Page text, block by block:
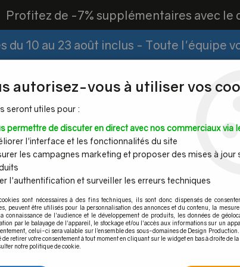
Profitez de -7% supplémentaires avec le
du 10 au 23 août inclus - Toute l'équipe
Espace
Mains
Tubes et
barres inox
Câble inox &
filet inox
de finition>PLAT A COLLER 44 X 3 mm
autorisez-vous à utiliser vos
seront utiles pour :
permettre de discuter en direct avec nos commerciaux via
l'interface et les fonctionnalités du site
les campagnes marketing et proposer des mises à jour
l'authentification et surveiller les erreurs techniques
sont nécessaires à des fins techniques, ils sont donc dispensés de
peuvent être utilisés pour la personnalisation des annonces et du contenu, la
connaissance de l'audience et le développement de produits, les données de
par le balayage de l'appareil, le stockage et/ou l'accès aux informations sur un
celui-ci sera valable sur l’ensemble des sous-domaines de Design
retirer votre consentement à tout moment en cliquant sur le widget en bas à droite de la
notre politique de cookie.